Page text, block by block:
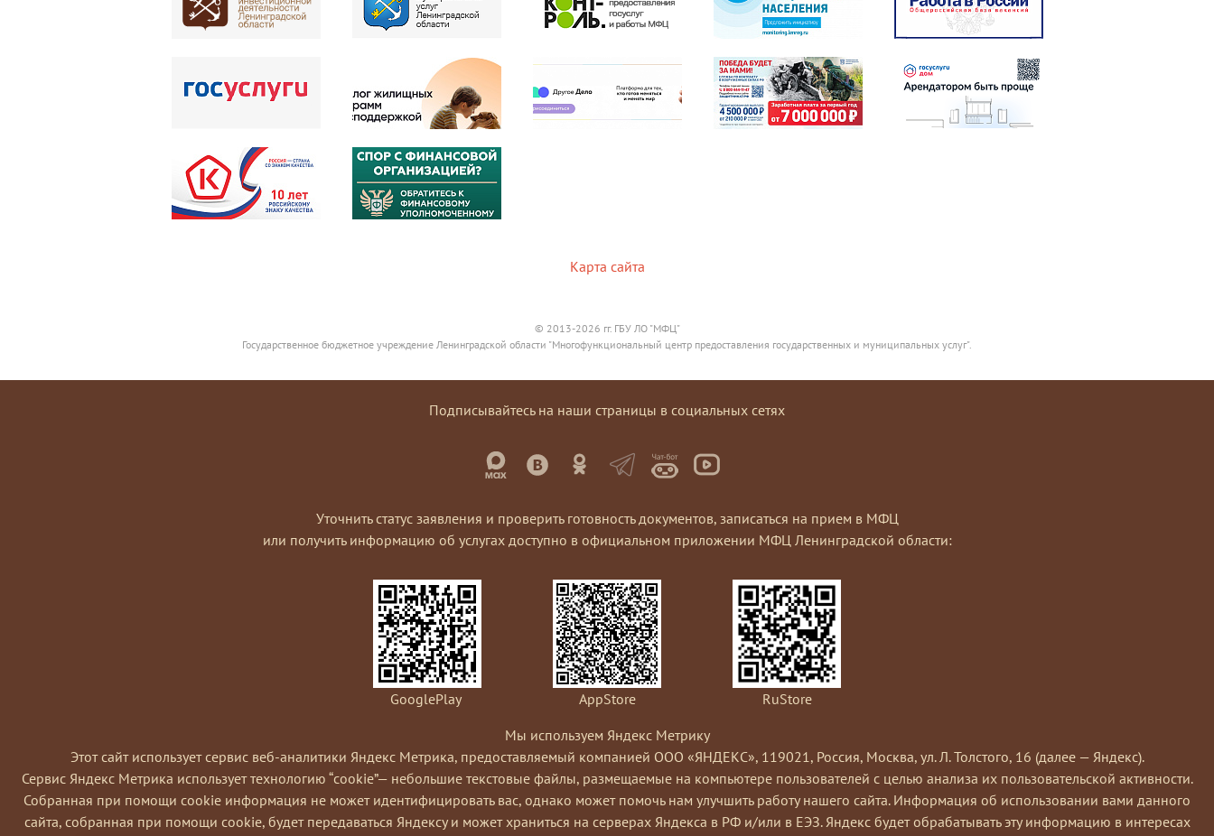
Карта сайта
© 2013-2026 гг. ГБУ ЛО "МФЦ"
Государственное бюджетное учреждение Ленинградской области "Многофункциональный центр предоставления государственных и муниципальных услуг".
Подписывайтесь на наши страницы в социальных сетях
Уточнить статус заявления и проверить готовность документов, записаться на прием в МФЦ
или получить информацию об услугах доступно в официальном приложении МФЦ Ленинградской области:
GooglePlay AppStore
RuStore
Мы используем Яндекс Метрику
Этот сайт использует сервис веб-аналитики Яндекс Метрика, предоставляемый компанией ООО «ЯНДЕКС», 119021, Россия, Москва, ул. Л. Толстого, 16 (далее — Яндекс).
Сервис Яндекс Метрика использует технологию “cookie”— небольшие текстовые файлы, размещаемые на компьютере пользователей с целью анализа их пользовательской активности.
Coбранная при помощи cookie информация не может идентифицировать вас, однако может помочь нам улучшить работу нашего сайта. Информация об использовании вами данного
сайта, собранная при помощи cookie, будет передаваться Яндексу и может храниться на серверах Яндекса в РФ и/или в ЕЭЗ. Яндекс будет обрабатывать эту информацию в интересах